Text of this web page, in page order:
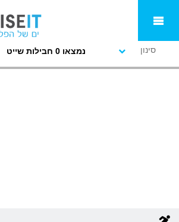
סינון נמצאו 0 חבילות שייט